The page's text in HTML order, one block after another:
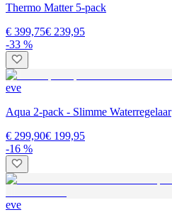
Thermo Matter 5-pack
€ 399,75€ 239,95
-33 %
eve
Aqua 2-pack - Slimme Waterregelaar
€ 299,90€ 199,95
-16 %
eve